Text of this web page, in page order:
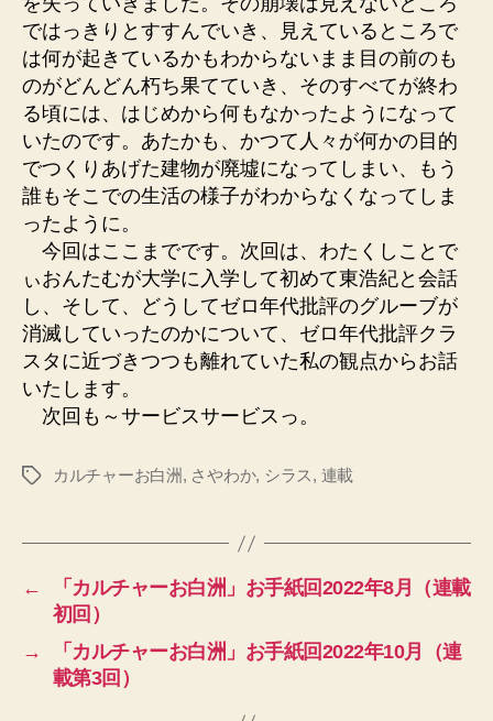
ではっきりとすすんでいき、見えているところで
は何が起きているかもわからないまま目の前のも
のがどんどん朽ち果てていき、そのすべてが終わ
る頃には、はじめから何もなかったようになって
いたのです。あたかも、かつて人々が何かの目的
でつくりあげた建物が廃墟になってしまい、もう
誰もそこでの生活の様子がわからなくなってしま
ったように。
今回はここまでです。次回は、わたくしことで
ぃおんたむが大学に入学して初めて東浩紀と会話
し、そして、どうしてゼロ年代批評のグルーブが
消滅していったのかについて、ゼロ年代批評クラ
スタに近づきつつも離れていた私の観点からお話
いたします。
次回も～サービスサービスっ。
タ
カルチャーお白洲 , さやわか, シラス, 連載
←
「カルチャーお白洲」お手紙回2022年8月（連載
初回）
→
「カルチャーお白洲」お手紙回2022年10月（連
載第3回）